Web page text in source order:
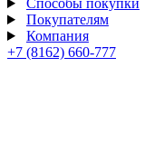
Способы покупки
Покупателям
Компания
+7 (8162) 660-777